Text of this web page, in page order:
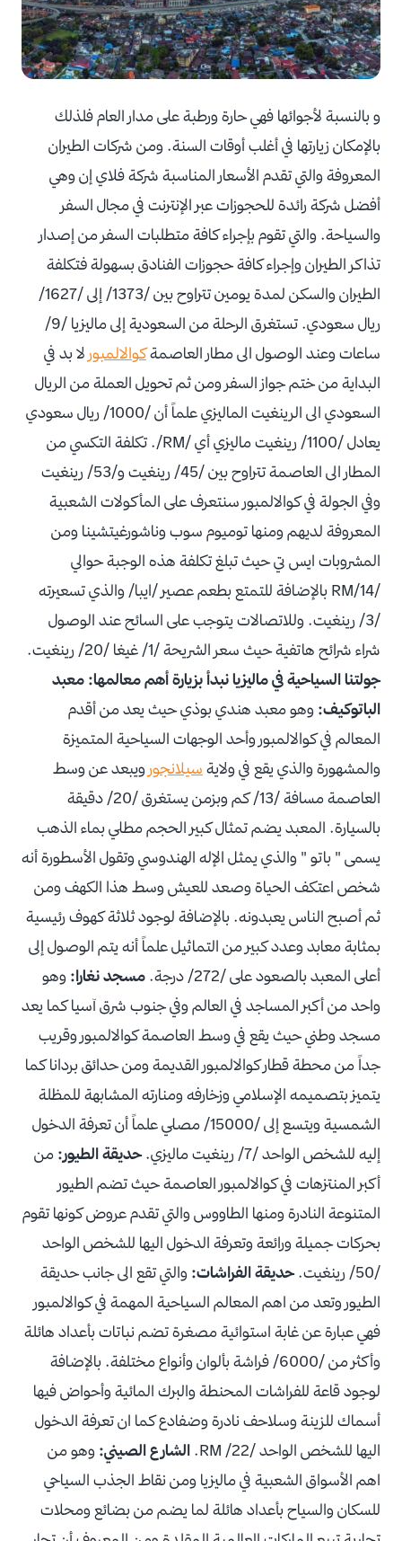
و بالنسبة لأجوائها فهي حارة ورطبة على مدار العام فلذلك
بالإمكان زيارتها في أغلب أوقات السنة. ومن شركات الطيران
المعروفة والتي تقدم الأسعار المناسبة شركة فلاي إن وهي
أفضل شركة رائدة للحجوزات عبر الإنترنت في مجال السفر
والسياحة. والتي تقوم بإجراء كافة متطلبات السفر من إصدار
تذاكر الطيران وإجراء كافة حجوزات الفنادق بسهولة فتكلفة
الطيران والسكن لمدة يومين تتراوح بين /1373/ إلى /1627/
ريال سعودي. تستغرق الرحلة من السعودية إلى ماليزيا /9/
ساعات وعند الوصول الى مطار العاصمةكوالالمبور لا بد في
البداية من ختم جواز السفر ومن ثم تحويل العملة من الريال
السعودي الى الرينغيت الماليزي علماً أن /1000/ ريال سعودي
يعادل /1100/ رينغيت ماليزي أي /RM/. تكلفة التكسي من
المطار الى العاصمة تتراوح بين /45/ رينغيت و/53/ رينغيت
وفي الجولة في كوالالمبور سنتعرف على المأكولات الشعبية
المعروفة لديهم ومنها توميوم سوب وناشورغيتشينا ومن
المشروبات ايس تي حيث تبلغ تكلفة هذه الوجبة حوالي
/14/RM بالإضافة للتمتع بطعم عصير /ايبا/ والذي تسعيرته
/3/ رينغيت. وللاتصالات يتوجب على السائح عند الوصول
شراء شرائح هاتفية حيث سعر الشريحة /1/ غيغا /20/ رينغيت.
جولتنا السياحية في ماليزيا نبدأ بزيارة أهم معالمها: معبد
الباتوكيف: وهو معبد هندي بوذي حيث يعد من أقدم
المعالم في كوالالمبور وأحد الوجهات السياحية المتميزة
والمشهورة والذي يقع في ولاية سيلانجور ويبعد عن وسط
العاصمة مسافة /13/ كم وبزمن يستغرق /20/ دقيقة
بالسيارة. المعبد يضم تمثال كبير الحجم مطلي بماء الذهب
يسمى " باتو " والذي يمثل الإله الهندوسي وتقول الأسطورة أنه
شخص اعتكف الحياة وصعد للعيش وسط هذا الكهف ومن
ثم أصبح الناس يعبدونه. بالإضافة لوجود ثلاثة كهوف رئيسية
بمثابة معابد وعدد كبير من التماثيل علماً أنه يتم الوصول إلى
أعلى المعبد بالصعود على /272/ درجة.
مسجد نغارا: وهو
واحد من أكبر المساجد في العالم وفي جنوب شرق آسيا كما يعد
مسجد وطني حيث يقع في وسط العاصمة كوالالمبور وقريب
جداً من محطة قطار كوالالمبور القديمة ومن حدائق بردانا كما
يتميز بتصميمه الإسلامي وزخارفه ومنارته المشابهة للمظلة
الشمسية ويتسع إلى /15000/ مصلي علماً أن تعرفة الدخول
إليه للشخص الواحد /7/ رينغيت ماليزي.
حديقة الطيور: من
أكبر المنتزهات في كوالالمبور العاصمة حيث تضم الطيور
المتنوعة النادرة ومنها الطاووس والتي تقدم عروض كونها تقوم
بحركات جميلة ورائعة وتعرفة الدخول اليها للشخص الواحد
/50/ رينغيت.
حديقة الفراشات: والتي تقع الى جانب حديقة
الطيور وتعد من اهم المعالم السياحية المهمة في كوالالمبور
فهي عبارة عن غابة استوائية مصغرة تضم نباتات بأعداد هائلة
وأكثر من /6000/ فراشة بألوان وأنواع مختلفة. بالإضافة
لوجود قاعة للفراشات المحنطة والبرك المائية وأحواض فيها
أسماك للزينة وسلاحف نادرة وضفادع كما ان تعرفة الدخول
اليها للشخص الواحد /22/ RM.
الشارع الصيني: وهو من
اهم الأسواق الشعبية في ماليزيا ومن نقاط الجذب السياحي
للسكان والسياح بأعداد هائلة لما يضم من بضائع ومحلات